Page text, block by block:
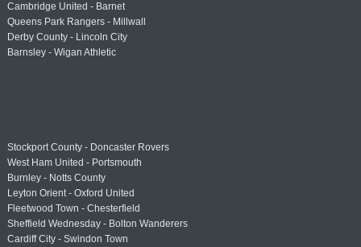
Cambridge United - Barnet
Queens Park Rangers - Millwall
Derby County - Lincoln City
Barnsley - Wigan Athletic
Stockport County - Doncaster Rovers
West Ham United - Portsmouth
Burnley - Notts County
Leyton Orient - Oxford United
Fleetwood Town - Chesterfield
Sheffield Wednesday - Bolton Wanderers
Cardiff City - Swindon Town